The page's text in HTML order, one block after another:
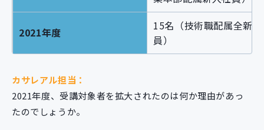
2021年度
15名（技術職配属全新
員）
カサレアル担当：
2021年度、受講対象者を拡大されたのは何か理由があっ
たのでしょうか。